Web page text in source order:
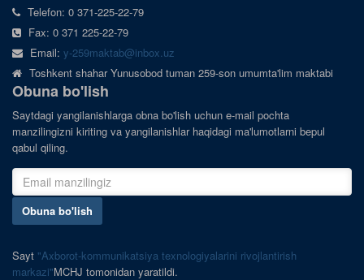
Telefon: 0 371-225-22-79
Fax: 0 371 225-22-79
Email:y-259maktab@inbox.uz
Toshkent shahar Yunusobod tuman 259-son umumta'lim maktabi
Obuna bo'lish
Saytdagi yangilanishlarga obna bo'lish uchun e-mail pochta
manzilingizni kiriting va yangilanishlar haqidagi ma'lumotlarni bepul
qabul qiling.
Obuna bo'lish
Sayt "Axborot-kommunikatsiya texnologiyalarini rivojlantirish
markazi"MCHJ tomonidan yaratildi.